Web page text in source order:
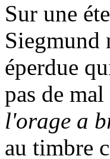
Sur une
Siegmund
éperdue
pas de
l'orage a
au timbre